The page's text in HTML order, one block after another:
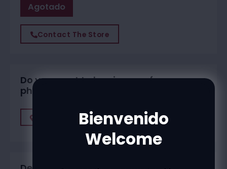
Agotado
Contact The Store
Do you want to buy in one of our
physical stores?
Find A StoreBienvenido
Welcome